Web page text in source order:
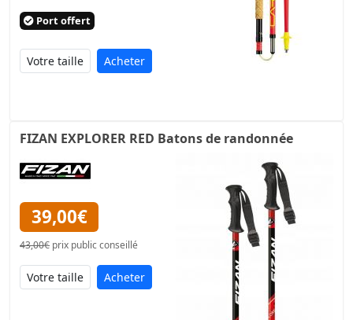
Port offert
Acheter
FIZAN EXPLORER RED Batons de randonnée
39,00€
43,00€ prix public conseillé
Acheter